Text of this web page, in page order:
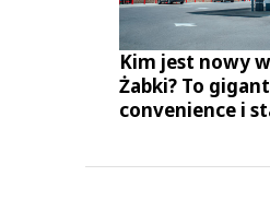
Kim jest nowy
Żabki? To
convenience i